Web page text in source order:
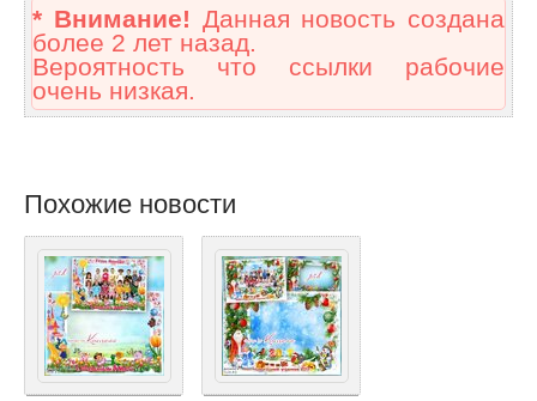
* Внимание! Данная новость создана
более 2 лет назад.
Вероятность что ссылки рабочие
очень низкая.
Похожие новости